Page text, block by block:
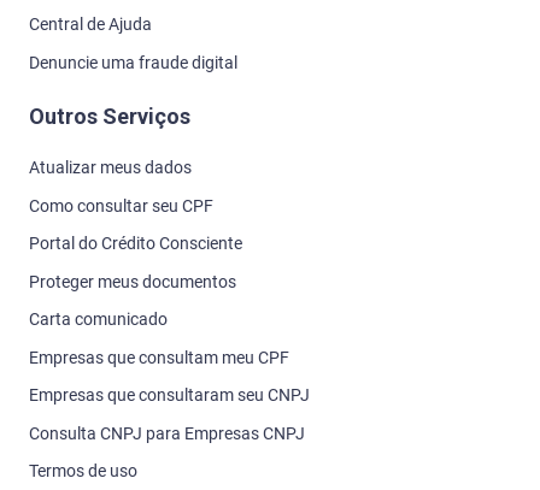
Central de Ajuda
Denuncie uma fraude digital
Outros Serviços
Atualizar meus dados
Como consultar seu CPF
Portal do Crédito Consciente
Proteger meus documentos
Carta comunicado
Empresas que consultam meu CPF
Empresas que consultaram seu CNPJ
Consulta CNPJ para Empresas CNPJ
Termos de uso